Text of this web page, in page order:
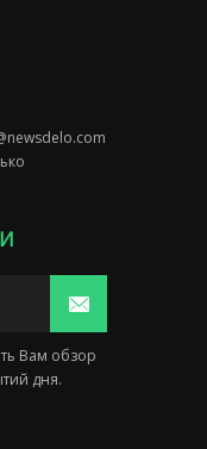
Вам обзор
дня.